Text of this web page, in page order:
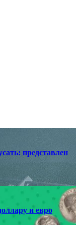
представлен
и евро